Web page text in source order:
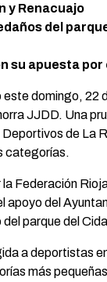
y Renacuajo
del
su apuesta por
domingo, 22
JJDD. Una
de La
categorías.
Federación
apoyo del
parque del
a deportistas
más